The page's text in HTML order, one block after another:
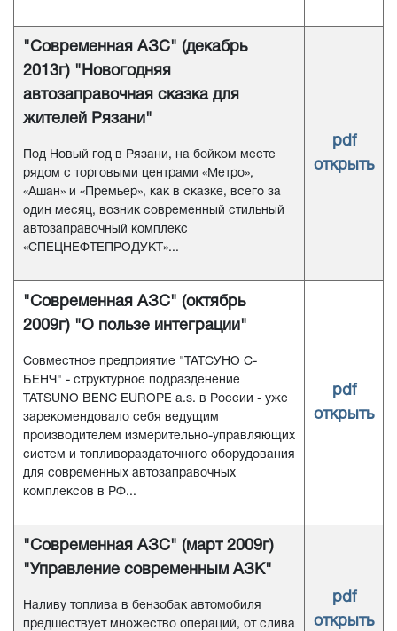
"Современная АЗС" (декабрь
2013г) "Новогодняя
автозаправочная сказка для
жителей Рязани"
Под Новый год в Рязани, на бойком месте
рядом с торговыми центрами «Метро»,
«Ашан» и «Премьер», как в сказке, всего за
один месяц, возник современный стильный
автозаправочный комплекс
«СПЕЦНЕФТЕПРОДУКТ»...
pdf
открыть
"Современная АЗС" (октябрь
2009г) "О пользе интеграции"
Совместное предприятие "ТАТСУНО С-
БЕНЧ" - структурное подразденение
TATSUNO BENC EUROPE a.s. в России - уже
зарекомендовало себя ведущим
производителем измерительно-управляющих
систем и топливораздаточного оборудования
для современных автозаправочных
комплексов в РФ...
pdf
открыть
"Современная АЗС" (март 2009г)
"Управление современным АЗК"
Наливу топлива в бензобак автомобиля
предшествует множество операций, от слива
pdf
открыть